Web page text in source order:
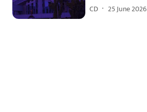
CD 25 June 2026